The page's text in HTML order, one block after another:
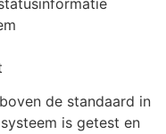
de standaard in
is getest en